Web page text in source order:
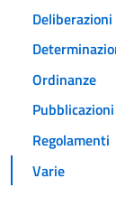
Deliberazioni
Ordinanze
Regolamenti
Varie